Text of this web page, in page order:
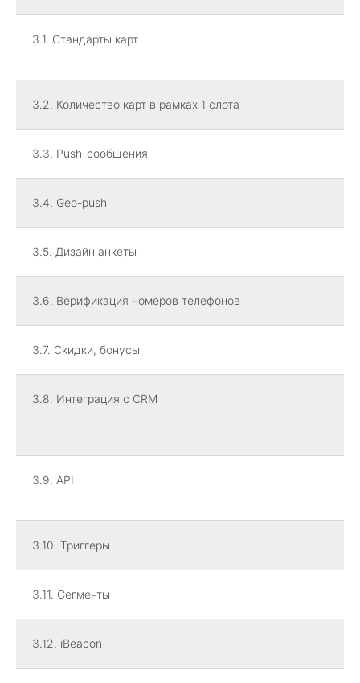
3.1. Стандарты карт
3.2. Количество карт в рамках 1 слота
3.3. Push-сообщения
3.4. Geo-push
3.5. Дизайн анкеты
3.6. Верификация номеров телефонов
3.7. Скидки, бонусы
3.8. Интеграция с CRM
3.9. API
3.10. Триггеры
3.11. Сегменты
3.12. iBeacon